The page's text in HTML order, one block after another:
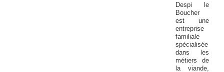
Despi le
Boucher
est une
entreprise
familiale
spécialisée
dans les
métiers de
la viande,